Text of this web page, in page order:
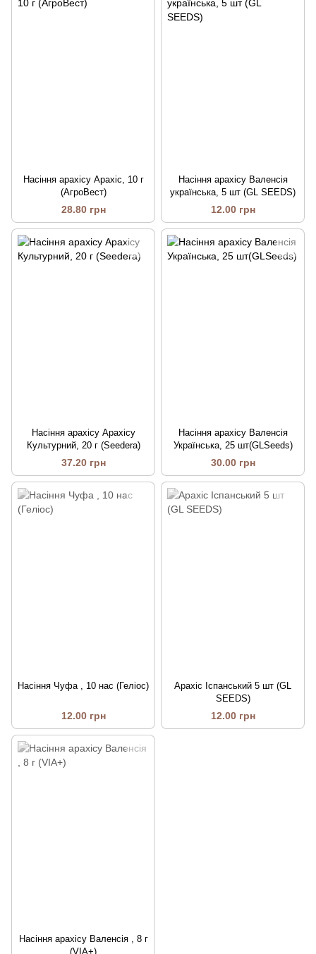
Насіння арахісу Арахіс, 10 г
(АгроВест)
28.80 грн
Насіння арахісу Валенсія
українська, 5 шт (GL SEEDS)
12.00 грн
Насіння арахісу Арахісу
Культурний, 20 г (Seedera)
37.20 грн
Насіння арахісу Валенсія
Українська, 25 шт(GLSeeds)
30.00 грн
Насіння Чуфа , 10 нас (Геліос)
12.00 грн
Арахіс Іспанський 5 шт (GL
SEEDS)
12.00 грн
Насіння арахісу Валенсія , 8 г
(VIA+)